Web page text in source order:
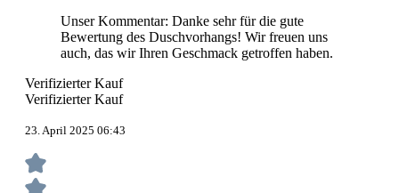
Unser Kommentar: Danke sehr für die gute
Bewertung des Duschvorhangs! Wir freuen uns
auch, das wir Ihren Geschmack getroffen haben.
Verifizierter Kauf
Verifizierter Kauf
23. April 2025 06:43